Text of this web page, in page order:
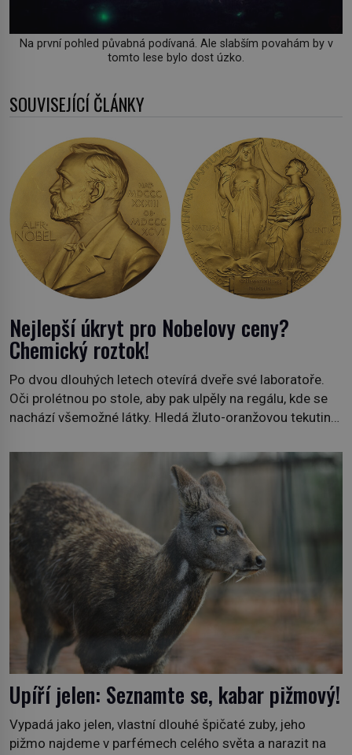
Na první pohled půvabná podívaná. Ale slabším povahám by v
tomto lese bylo dost úzko.
SOUVISEJÍCÍ ČLÁNKY
Nejlepší úkryt pro Nobelovy ceny?
Chemický roztok!
Po dvou dlouhých letech otevírá dveře své laboratoře.
Oči prolétnou po stole, aby pak ulpěly na regálu, kde se
nachází všemožné látky. Hledá žluto-oranžovou tekutinu,
plán dokončit. Pod termínem aqua regia se skrývá
směs s názvem lučavka královská. Svůj přídomek nemá
pro nic za nic, […]
Upíří jelen: Seznamte se, kabar pižmový!
Vypadá jako jelen, vlastní dlouhé špičaté zuby, jeho
pižmo najdeme v parfémech celého světa a narazit na